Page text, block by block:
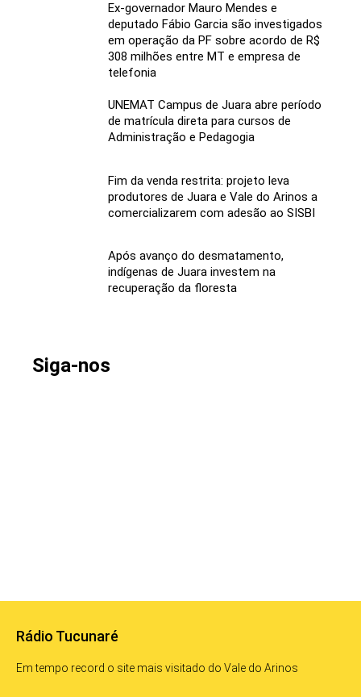
Ex-governador Mauro Mendes e
deputado Fábio Garcia são investigados
em operação da PF sobre acordo de R$
308 milhões entre MT e empresa de
telefonia
UNEMAT Campus de Juara abre período
de matrícula direta para cursos de
Administração e Pedagogia
Fim da venda restrita: projeto leva
produtores de Juara e Vale do Arinos a
comercializarem com adesão ao SISBI
Após avanço do desmatamento,
indígenas de Juara investem na
recuperação da floresta
Siga-nos
Rádio Tucunaré
Em tempo record o site mais visitado do Vale do Arinos